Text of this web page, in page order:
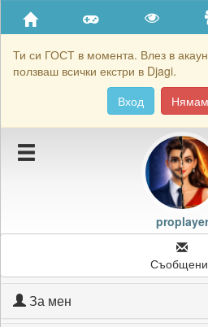
Ти си ГОСТ в момента. Влез в
ползваш всички екстри в Djagi.
Вход
Нямам
Приятели
Хронология на игри
Подаръците на proplayer
Картичките на proplayer
proplayer
За мен